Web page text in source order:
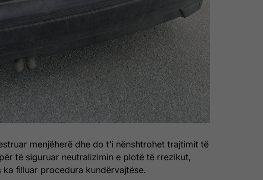
menjëherë dhe do t'i nënshtrohet trajtimit të
të siguruar neutralizimin e plotë të rrezikut,
ka filluar procedura kundërvajtëse.